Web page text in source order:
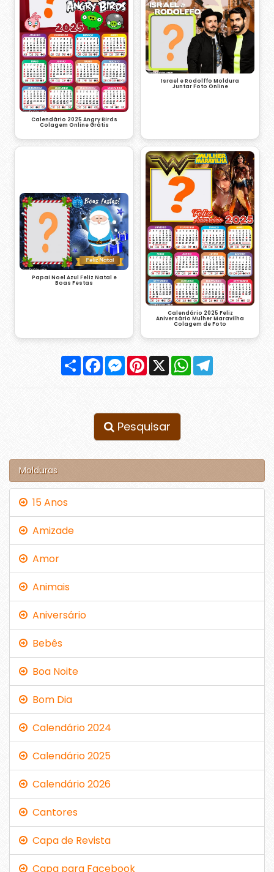
Calendário 2025 Angry Birds
Colagem Online Grátis
Israel e Rodolffo Moldura
Juntar Foto Online
Papai Noel Azul Feliz Natal e
Boas Festas
Calendário 2025 Feliz
Aniversário Mulher Maravilha
Colagem de Foto
Compartilhar
FacebookMessenger
Pinterest
X WhatsApp
Pesquisar
Molduras
15 Anos
Amizade
Amor
Animais
Aniversário
Bebês
Boa Noite
Bom Dia
Calendário 2024
Calendário 2025
Calendário 2026
Cantores
Capa de Revista
Capa para Facebook